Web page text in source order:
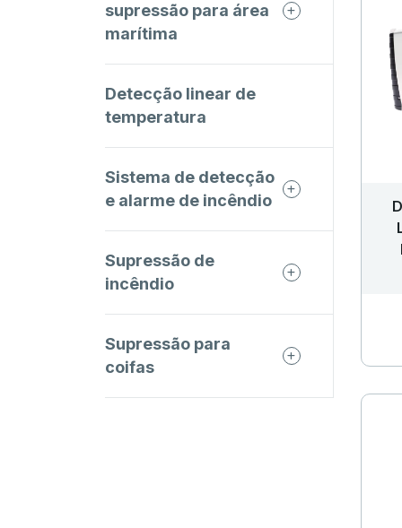
supressão para área
marítima
Detecção linear de
temperatura
Sistema de detecção
e alarme de incêndio
Supressão de
incêndio
Supressão para
coifas